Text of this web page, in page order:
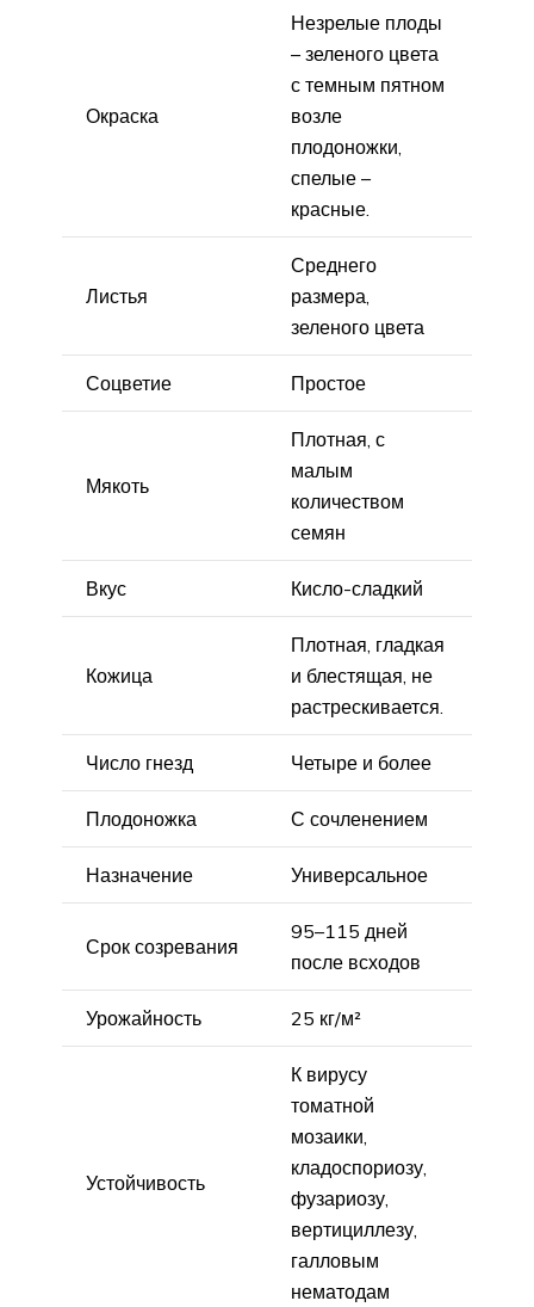
Окраска
Незрелые плоды
– зеленого цвета
с темным пятном
возле
плодоножки,
спелые –
красные.
Листья
Среднего
размера,
зеленого цвета
Соцветие Простое
Мякоть
Плотная, с
малым
количеством
семян
Вкус Кисло-сладкий
Кожица
Плотная, гладкая
и блестящая, не
растрескивается.
Число гнезд Четыре и более
Плодоножка С сочленением
Назначение Универсальное
Срок созревания
95–115 дней
после всходов
Урожайность 25 кг/м²
Устойчивость
К вирусу
томатной
мозаики,
кладоспориозу,
фузариозу,
вертициллезу,
галловым
нематодам